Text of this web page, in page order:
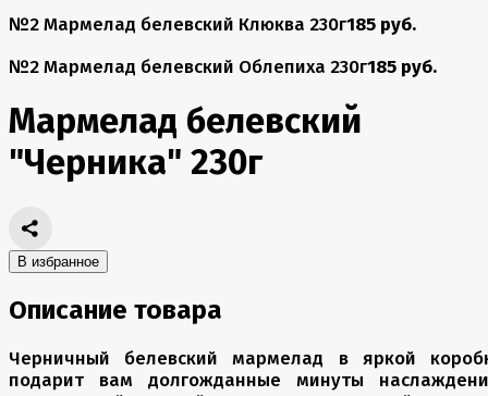
№2 Мармелад белевский Клюква 230г185 руб.
№2 Мармелад белевский Облепиха 230г185 руб.
Мармелад белевский
"Черника" 230г
В избранное
Описание товара
Черничный белевский мармелад в яркой
подарит вам долгожданные минуты